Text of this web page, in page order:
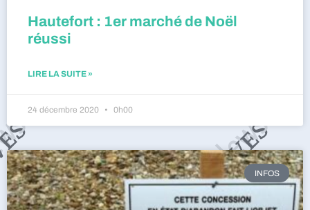
Hautefort : 1er marché de Noël
réussi
LIRE LA SUITE »
24 décembre 2020 0h00
INFOS